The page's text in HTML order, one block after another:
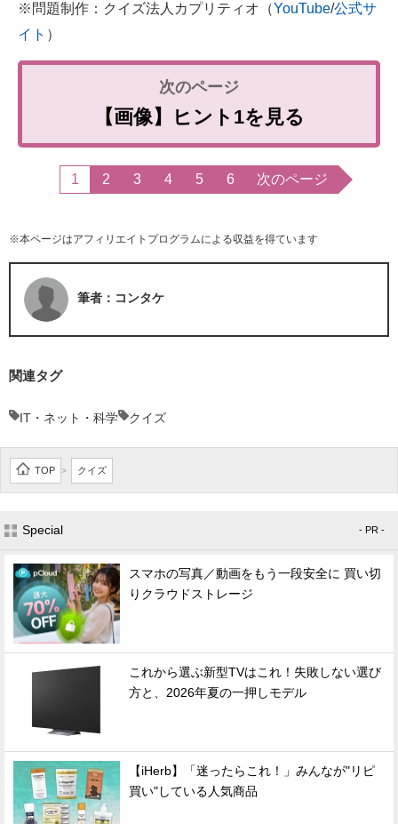
※問題制作：クイズ法人カプリティオ（YouTube/公式サ
イト ）
【画像】ヒント1を見る
1 2 3 4 5 6 次のページ
※本ページはアフィリエイトプログラムによる収益を得ています
筆者：コンタケ
関連タグ
IT・ネット・科学 クイズ
TOP > クイズ
Special - PR -
スマホの写真／動画をもう一段安全に 買い切
りクラウドストレージ
これから選ぶ新型TVはこれ！失敗しない選び
方と、2026年夏の一押しモデル
【iHerb】「迷ったらこれ！」みんなが"リピ
買い"している人気商品